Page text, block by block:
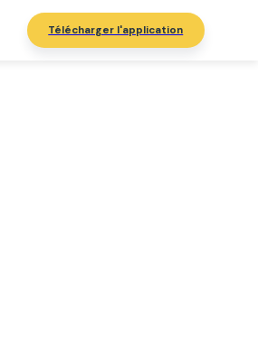
Télécharger l'application